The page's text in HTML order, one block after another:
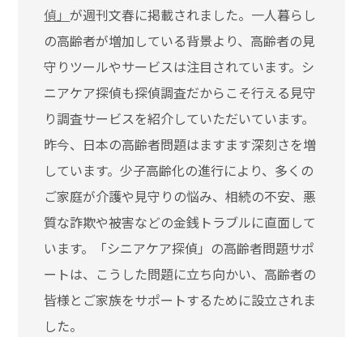
偵」が週刊文春に掲載されました。一人暮らし
の高齢者が増加している背景より、高齢者の見
守りツールやサービスは注目されています。シ
ニアケア探偵も探偵調査だからこそ行える見守
り調査サービスを紹介していただいています。
昨今、日本の高齢者問題はますます深刻さを増
しています。少子高齢化の進行により、多くの
ご家庭が介護や見守りの悩み、相続の不安、悪
質な詐欺や被害などの金銭トラブルに直面して
います。「シニアケア探偵」の高齢者問題サポ
ートは、こうした問題に立ち向かい、高齢者の
皆様とご家族をサポートするために設立されま
した。